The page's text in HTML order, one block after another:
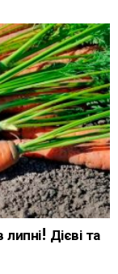
Дієві та